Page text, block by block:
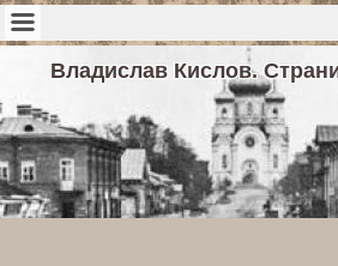
Владислав Кислов.